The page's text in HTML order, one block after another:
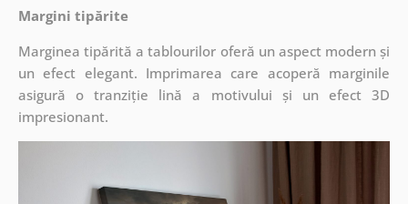
Margini tipărite
Marginea tipărită a tablourilor oferă un aspect modern și
un efect elegant. Imprimarea care acoperă marginile
asigură o tranziție lină a motivului și un efect 3D
impresionant.